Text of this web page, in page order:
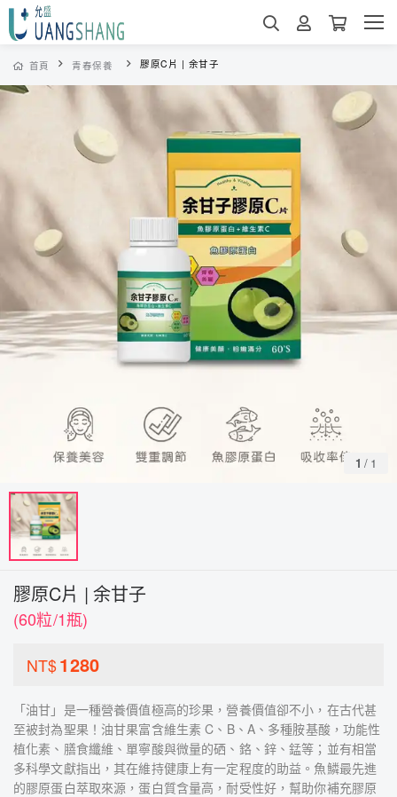
首頁 青春保養 膠原C片 | 余甘子
1 / 1
膠原C片 | 余甘子
(60粒/1瓶)
NT$1280
「油甘」是一種營養價值極高的珍果，營養價值卻不小，在古代甚
至被封為聖果！油甘果富含維生素 C、B、A、多種胺基酸，功能性
植化素、膳食纖維、單寧酸與微量的硒、鉻、鋅、錳等；並有相當
多科學文獻指出，其在維持健康上有一定程度的助益。魚鱗最先進
的膠原蛋白萃取來源，蛋白質含量高，耐受性好，幫助你補充膠原